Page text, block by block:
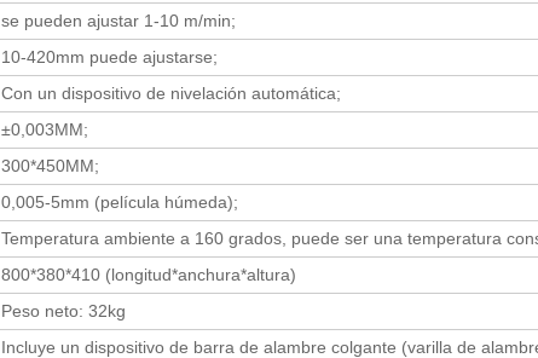
se pueden ajustar 1-10 m/min;
10-420mm puede ajustarse;
Con un dispositivo de nivelación automática;
±0,003MM;
300*450MM;
0,005-5mm (película húmeda);
Temperatura ambiente a 160 grados, puede ser una temperatura
800*380*410 (longitud*anchura*altura)
Peso neto: 32kg
Incluye un dispositivo de barra de alambre colgante (varilla de